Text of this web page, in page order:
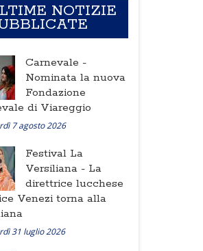
NOTIZIE
Carnevale -
Nominata la nuova
Fondazione
di Viareggio
7 agosto 2026
Festival La
Versiliana - La
direttrice lucchese
Venezi torna alla
31 luglio 2026